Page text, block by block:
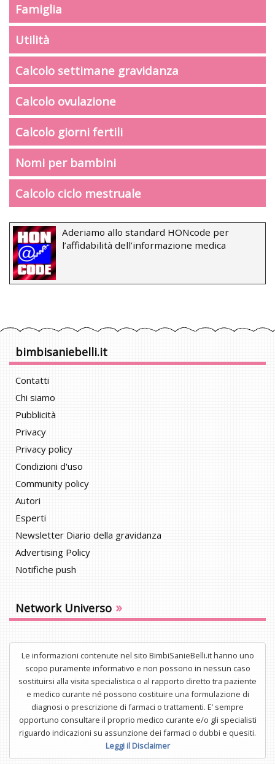
Famiglia
Utilità
Calcolo settimane gravidanza
Calcolo ovulazione
Calcolo giorni fertili
Nomi per bambini
Calcolo ciclo mestruale
Aderiamo allo standard HONcode per
l’affidabilità dell’informazione medica
bimbisaniebelli.it
Contatti
Chi siamo
Pubblicità
Privacy
Privacy policy
Condizioni d'uso
Community policy
Autori
Esperti
Newsletter Diario della gravidanza
Advertising Policy
Notifiche push
Network Universo »
Le informazioni contenute nel sito BimbiSanieBelli.it hanno uno
scopo puramente informativo e non possono in nessun caso
sostituirsi alla visita specialistica o al rapporto diretto tra paziente
e medico curante né possono costituire una formulazione di
diagnosi o prescrizione di farmaci o trattamenti. E’ sempre
opportuno consultare il proprio medico curante e/o gli specialisti
riguardo indicazioni su assunzione dei farmaci o dubbi e quesiti.
Leggi il Disclaimer